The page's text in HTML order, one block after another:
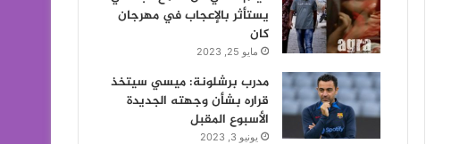
يستأثر بالإعجاب في مهرجان
كان
مايو 25, 2023
مدرب برشلونة: ميسي سيتخذ
قراره بشأن وجهته الجديدة
الأسبوع المقبل
يونيو 3, 2023